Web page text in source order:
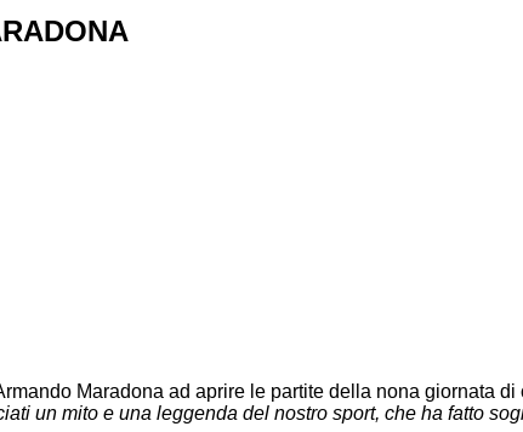
Maradona ad aprire le partite della nona giornata
un mito e una leggenda del nostro sport, che ha fatto